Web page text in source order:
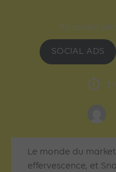
En savoir
SOCIAL ADS
3
Le monde du
effervescence, et